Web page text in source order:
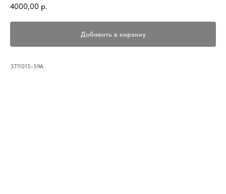
4000,00 р.
Добавить в корзину
3711015-59A